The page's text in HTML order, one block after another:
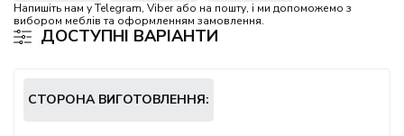
Напишіть нам у Telegram, Viber або на пошту, і ми допоможемо з
вибором меблів та оформленням замовлення.
ДОСТУПНІ ВАРІАНТИ
СТОРОНА ВИГОТОВЛЕННЯ: